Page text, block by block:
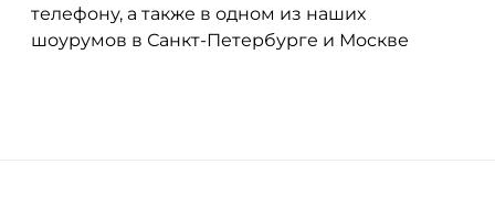
телефону, а также в одном из наших
шоурумов в Санкт-Петербурге и Москве